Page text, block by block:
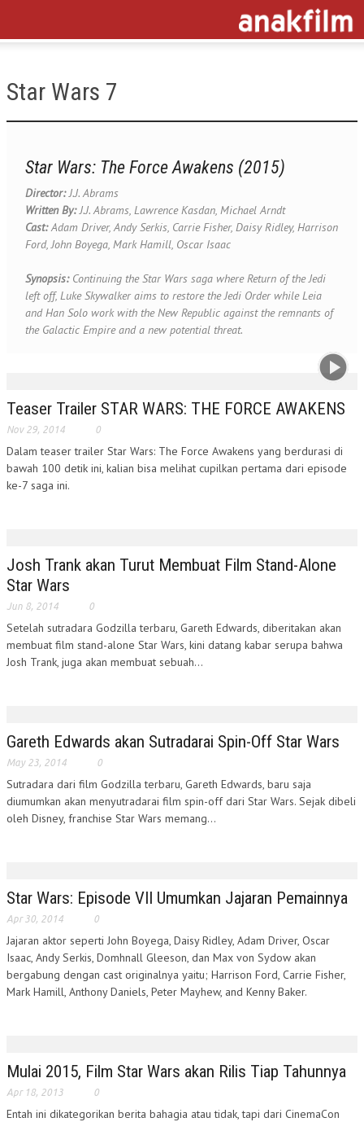
Star Wars 7
Star Wars: The Force Awakens (2015)
Director:J.J. Abrams
Written By:J.J. Abrams, Lawrence Kasdan, Michael Arndt
Cast:Adam Driver, Andy Serkis, Carrie Fisher, Daisy Ridley, Harrison
Ford, John Boyega, Mark Hamill, Oscar Isaac
Synopsis:Continuing the Star Wars saga where Return of the Jedi
left off, Luke Skywalker aims to restore the Jedi Order while Leia
and Han Solo work with the New Republic against the remnants of
the Galactic Empire and a new potential threat.
Teaser Trailer STAR WARS: THE FORCE AWAKENS
Nov 29, 2014 0
Dalam teaser trailer Star Wars: The Force Awakens yang berdurasi di
bawah 100 detik ini, kalian bisa melihat cupilkan pertama dari episode
ke-7 saga ini.
Josh Trank akan Turut Membuat Film Stand-Alone
Star Wars
Jun 8, 2014 0
Setelah sutradara Godzilla terbaru, Gareth Edwards, diberitakan akan
membuat film stand-alone Star Wars, kini datang kabar serupa bahwa
Josh Trank, juga akan membuat sebuah...
Gareth Edwards akan Sutradarai Spin-Off Star Wars
May 23, 2014 0
Sutradara dari film Godzilla terbaru, Gareth Edwards, baru saja
diumumkan akan menyutradarai film spin-off dari Star Wars. Sejak dibeli
oleh Disney, franchise Star Wars memang...
Star Wars: Episode VII Umumkan Jajaran Pemainnya
Apr 30, 2014 0
Jajaran aktor seperti John Boyega, Daisy Ridley, Adam Driver, Oscar
Isaac, Andy Serkis, Domhnall Gleeson, dan Max von Sydow akan
bergabung dengan cast originalnya yaitu; Harrison Ford, Carrie Fisher,
Mark Hamill, Anthony Daniels, Peter Mayhew, and Kenny Baker.
Mulai 2015, Film Star Wars akan Rilis Tiap Tahunnya
Apr 18, 2013 0
Entah ini dikategorikan berita bahagia atau tidak, tapi dari CinemaCon